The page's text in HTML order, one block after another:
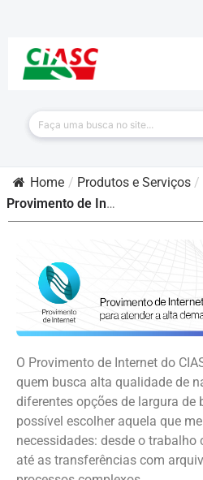
Home / Produtos e Serviços /
Provimento de Internet
O Provimento de Internet do
quem busca alta qualidade de
diferentes opções de largura de
possível escolher aquela que
necessidades: desde o
até as transferências com